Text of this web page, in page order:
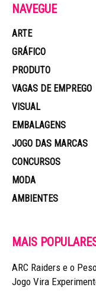
NAVEGUE
ARTE
GRÁFICO
PRODUTO
VAGAS DE EMPREGO
VISUAL
EMBALAGENS
JOGO DAS MARCAS
CONCURSOS
MODA
AMBIENTES
MAIS
ARC Raiders e o
Jogo Vira